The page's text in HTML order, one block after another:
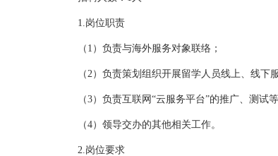
1.岗位职责
（1）负责与海外服务对象联络；
（2）负责策划组织开展留学人员线上、线下服
（3）负责互联网“云服务平台”的推广、测试等
（4）领导交办的其他相关工作。
2.岗位要求